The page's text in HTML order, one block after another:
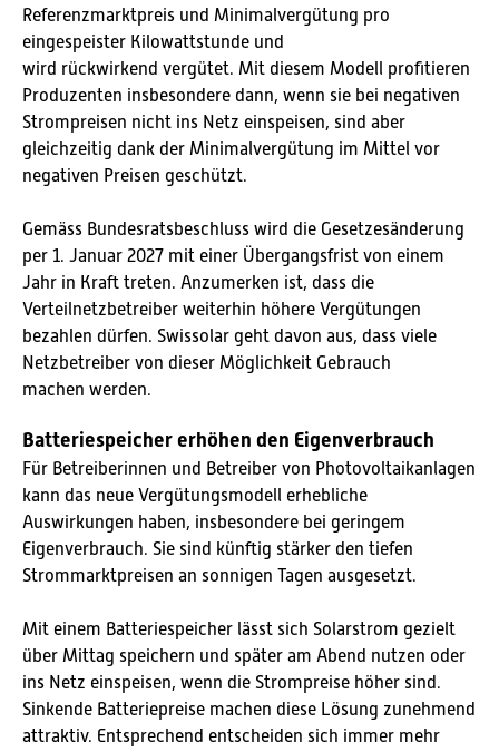
Referenzmarktpreis und Minimalvergütung pro
eingespeister Kilowattstunde und
wird rückwirkend vergütet. Mit diesem Modell profitieren
Produzenten insbesondere dann, wenn sie bei negativen
Strompreisen nicht ins Netz einspeisen, sind aber
gleichzeitig dank der Minimalvergütung im Mittel vor
negativen Preisen geschützt.
Gemäss Bundesratsbeschluss wird die Gesetzesänderung
per 1. Januar 2027 mit einer Übergangsfrist von einem
Jahr in Kraft treten. Anzumerken ist, dass die
Verteilnetzbetreiber weiterhin höhere Vergütungen
bezahlen dürfen. Swissolar geht davon aus, dass viele
Netzbetreiber von dieser Möglichkeit Gebrauch
machen werden.
Batteriespeicher erhöhen den Eigenverbrauch
Für Betreiberinnen und Betreiber von Photovoltaikanlagen
kann das neue Vergütungsmodell erhebliche
Auswirkungen haben, insbesondere bei geringem
Eigenverbrauch. Sie sind künftig stärker den tiefen
Strommarktpreisen an sonnigen Tagen ausgesetzt.
Mit einem Batteriespeicher lässt sich Solarstrom gezielt
über Mittag speichern und später am Abend nutzen oder
ins Netz einspeisen, wenn die Strompreise höher sind.
Sinkende Batteriepreise machen diese Lösung zunehmend
attraktiv. Entsprechend entscheiden sich immer mehr